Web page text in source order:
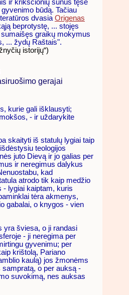
ir krikščionių sūnus tęsė
būdą. Tačiau
dvasiaOrigenas
beprotystę, ... stojęs
graikų mokymus
... žydų Raštais".
istorijų“)
gerajai
kurie gali išklausyti;
- ir uždarykite
skaityti iš statulų lygiai taip
teologijos
juto Dievą ir jo galias per
ir neregimus dalykus
kad
atrodo tik kaip medžio
- lygiai kaiptam, kuris
tėra akmenys,
gabalai, o knygos - vien
yra šviesa, o ji randasi
- ji neregima per
gyvenimu; per
krištolą, Pariano
kaulą) jos žmonėms
o per auksą -
suvokimą, nes auksas